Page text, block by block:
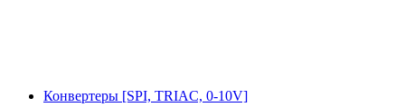
Конвертеры [SPI, TRIAC, 0-10V]